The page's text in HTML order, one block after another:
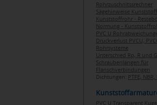
Rohrzuschnitssrechner
Sägehinweise
Kunststoffrohr -
Normung -
PVC U
Druckverlust PVCU,
Rohrsysteme
Unterschied Rp, R und
Schraubenlängen für
Flanschverbindungen
Dichtungen: PTFE, NBR,
PVC U Transparent